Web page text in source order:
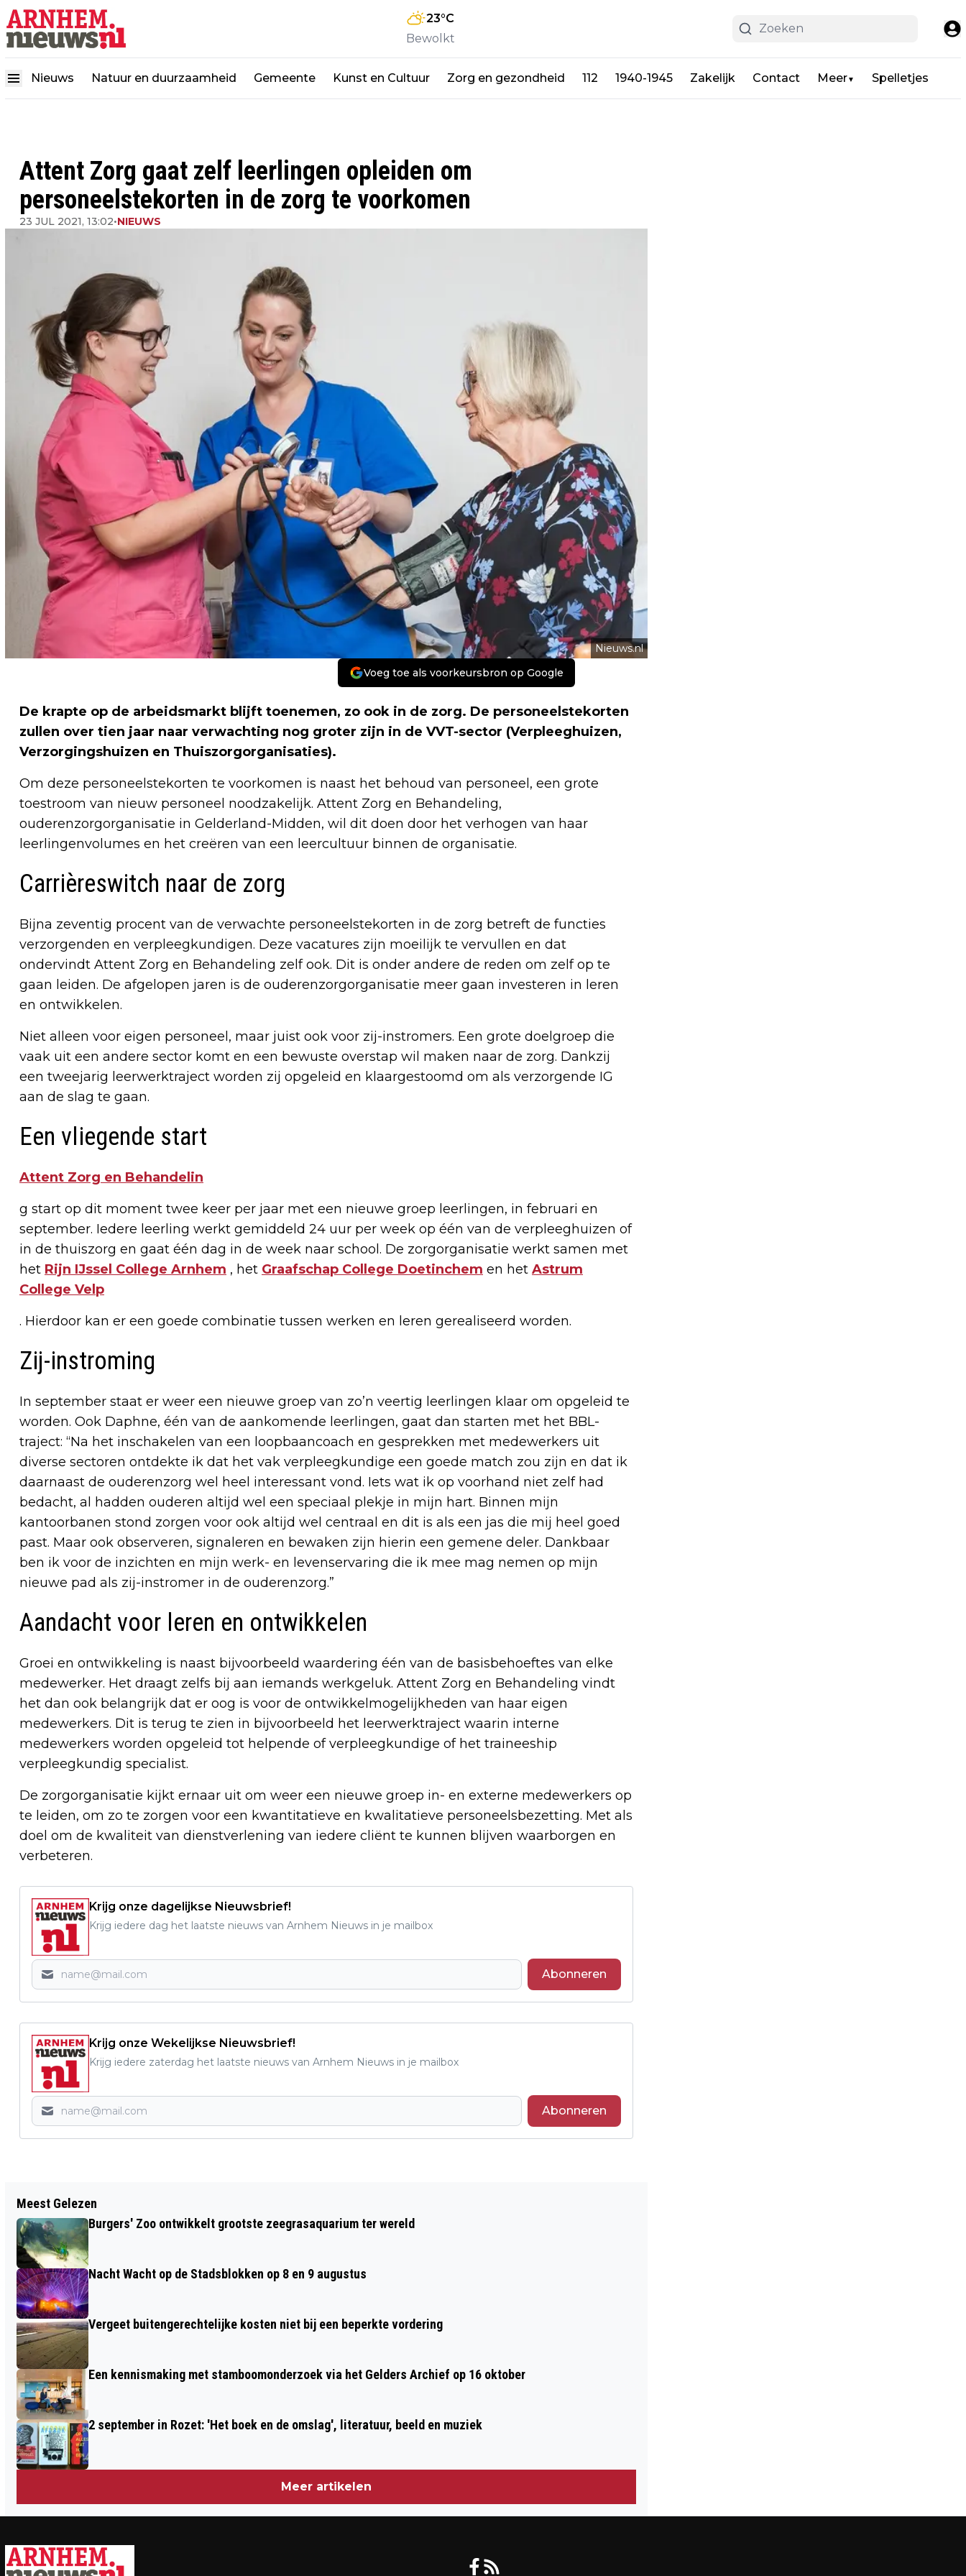
23°C
Bewolkt
Nieuws Natuur en duurzaamheid Gemeente Kunst en Cultuur Zorg en gezondheid 112 1940-1945 Zakelijk Contact Meer▼ Spelletjes
Attent Zorg gaat zelf leerlingen opleiden om
personeelstekorten in de zorg te voorkomen
23 JUL 2021, 13:02•NIEUWS
Nieuws.nl
Voeg toe als voorkeursbron op Google
De krapte op de arbeidsmarkt blijft toenemen, zo ook in de zorg. De personeelstekorten
zullen over tien jaar naar verwachting nog groter zijn in de VVT-sector (Verpleeghuizen,
Verzorgingshuizen en Thuiszorgorganisaties).
Om deze personeelstekorten te voorkomen is naast het behoud van personeel, een grote
toestroom van nieuw personeel noodzakelijk. Attent Zorg en Behandeling,
ouderenzorgorganisatie in Gelderland-Midden, wil dit doen door het verhogen van haar
leerlingenvolumes en het creëren van een leercultuur binnen de organisatie.
Carrièreswitch naar de zorg
Bijna zeventig procent van de verwachte personeelstekorten in de zorg betreft de functies
verzorgenden en verpleegkundigen. Deze vacatures zijn moeilijk te vervullen en dat
ondervindt Attent Zorg en Behandeling zelf ook. Dit is onder andere de reden om zelf op te
gaan leiden. De afgelopen jaren is de ouderenzorgorganisatie meer gaan investeren in leren
en ontwikkelen.
Niet alleen voor eigen personeel, maar juist ook voor zij-instromers. Een grote doelgroep die
vaak uit een andere sector komt en een bewuste overstap wil maken naar de zorg. Dankzij
een tweejarig leerwerktraject worden zij opgeleid en klaargestoomd om als verzorgende IG
aan de slag te gaan.
Een vliegende start
Attent Zorg en Behandelin
g start op dit moment twee keer per jaar met een nieuwe groep leerlingen, in februari en
september. Iedere leerling werkt gemiddeld 24 uur per week op één van de verpleeghuizen of
in de thuiszorg en gaat één dag in de week naar school. De zorgorganisatie werkt samen met
het Rijn IJssel College Arnhem , het Graafschap College Doetinchem en het Astrum
College Velp
. Hierdoor kan er een goede combinatie tussen werken en leren gerealiseerd worden.
Zij-instroming
In september staat er weer een nieuwe groep van zo’n veertig leerlingen klaar om opgeleid te
worden. Ook Daphne, één van de aankomende leerlingen, gaat dan starten met het BBL-
traject: “Na het inschakelen van een loopbaancoach en gesprekken met medewerkers uit
diverse sectoren ontdekte ik dat het vak verpleegkundige een goede match zou zijn en dat ik
daarnaast de ouderenzorg wel heel interessant vond. Iets wat ik op voorhand niet zelf had
bedacht, al hadden ouderen altijd wel een speciaal plekje in mijn hart. Binnen mijn
kantoorbanen stond zorgen voor ook altijd wel centraal en dit is als een jas die mij heel goed
past. Maar ook observeren, signaleren en bewaken zijn hierin een gemene deler. Dankbaar
ben ik voor de inzichten en mijn werk- en levenservaring die ik mee mag nemen op mijn
nieuwe pad als zij-instromer in de ouderenzorg.”
Aandacht voor leren en ontwikkelen
Groei en ontwikkeling is naast bijvoorbeeld waardering één van de basisbehoeftes van elke
medewerker. Het draagt zelfs bij aan iemands werkgeluk. Attent Zorg en Behandeling vindt
het dan ook belangrijk dat er oog is voor de ontwikkelmogelijkheden van haar eigen
medewerkers. Dit is terug te zien in bijvoorbeeld het leerwerktraject waarin interne
medewerkers worden opgeleid tot helpende of verpleegkundige of het traineeship
verpleegkundig specialist.
De zorgorganisatie kijkt ernaar uit om weer een nieuwe groep in- en externe medewerkers op
te leiden, om zo te zorgen voor een kwantitatieve en kwalitatieve personeelsbezetting. Met als
doel om de kwaliteit van dienstverlening van iedere cliënt te kunnen blijven waarborgen en
verbeteren.
Krijg onze dagelijkse Nieuwsbrief!
Krijg iedere dag het laatste nieuws van Arnhem Nieuws in je mailbox
Abonneren
Krijg onze Wekelijkse Nieuwsbrief!
Krijg iedere zaterdag het laatste nieuws van Arnhem Nieuws in je mailbox
Abonneren
BURGEMEESTER SLUIT ILLEGAAL
PROSTITUTIEPAND BOULEVARD
HEUVELINK
CRIMINALITEIT VOOR JONGEREN
Meest Gelezen
Burgers' Zoo ontwikkelt grootste zeegrasaquarium ter wereld
Nacht Wacht op de Stadsblokken op 8 en 9 augustus
Vergeet buitengerechtelijke kosten niet bij een beperkte vordering
Een kennismaking met stamboomonderzoek via het Gelders Archief op 16 oktober
2 september in Rozet: 'Het boek en de omslag', literatuur, beeld en muziek
Meer artikelen